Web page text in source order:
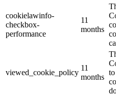
cookielawinfo-
checkbox-
performance
11
months
viewed_cookie_policy
11
months